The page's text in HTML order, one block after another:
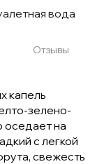
вода
Отзывы
капель
зелено-
оседает на
с легкой
свежесть